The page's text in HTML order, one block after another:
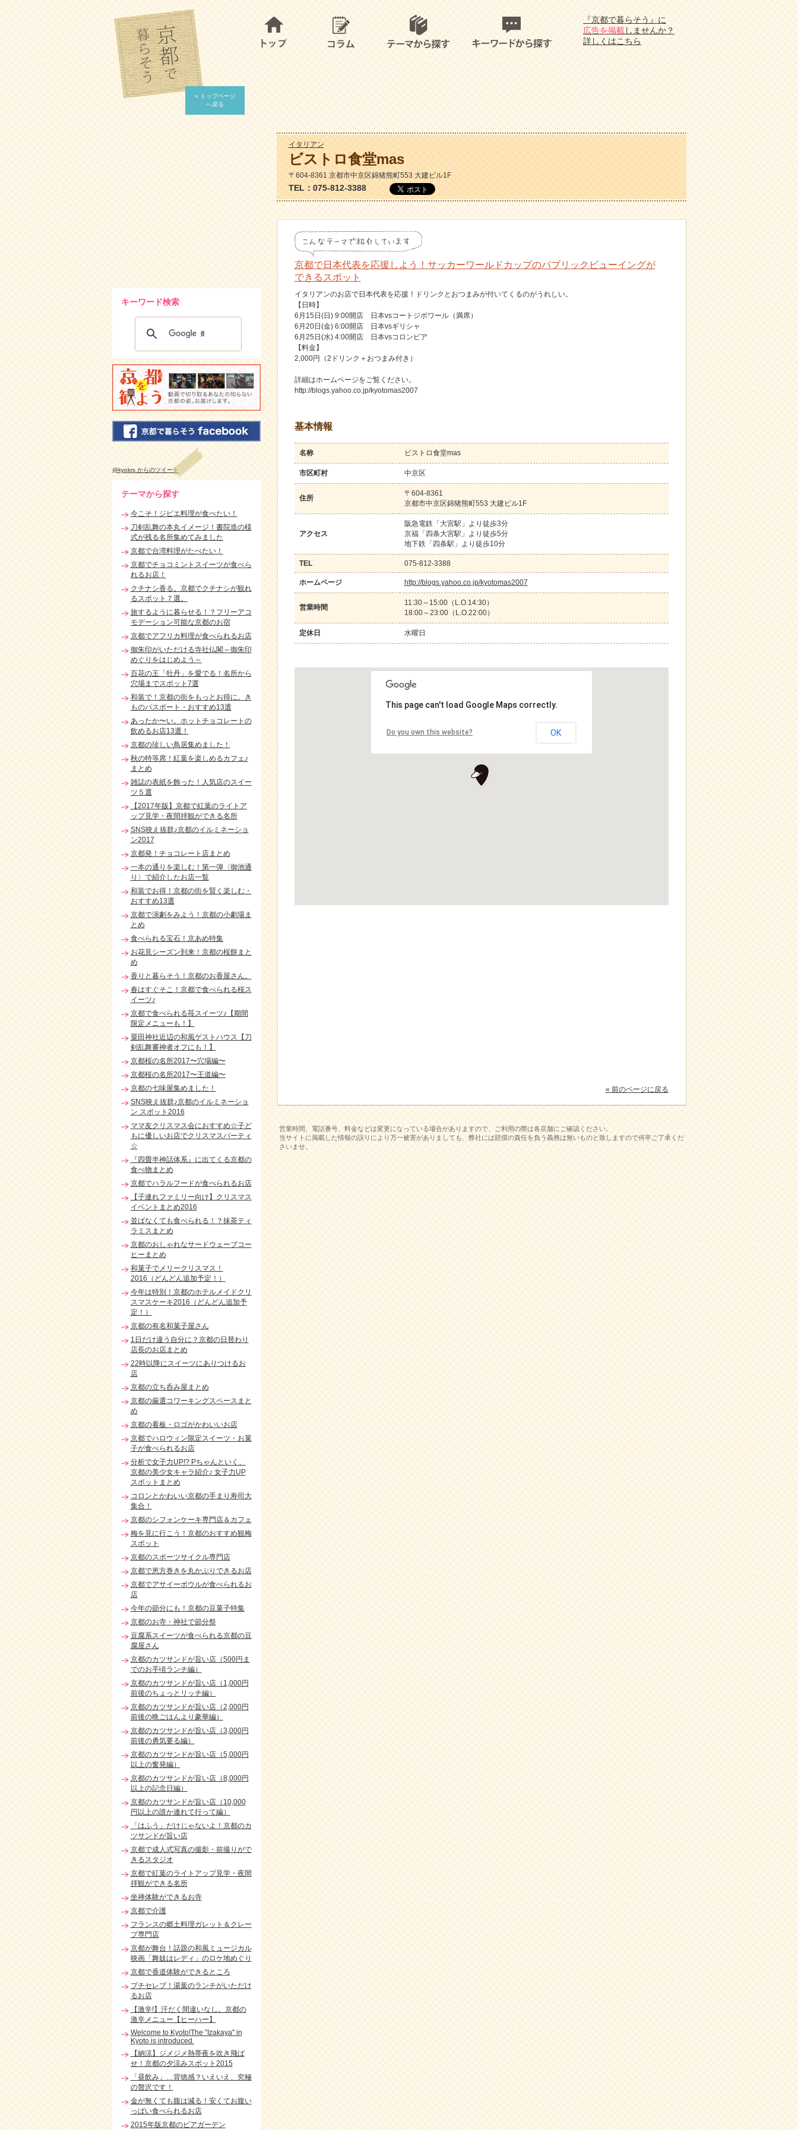
» トップページ
へ戻る
『京都で暮らそう』に
広告を掲載しませんか？
詳しくはこちら
イタリアン
ビストロ食堂mas
〒604-8361 京都市中京区錦猪熊町553 大建ビル1F
TEL：075-812-3388
京都で日本代表を応援しよう！サッカーワールドカップのパブリックビューイングが
できるスポット
イタリアンのお店で日本代表を応援！ドリンクとおつまみが付いてくるのがうれしい。
【日時】
6月15日(日) 9:00開店 日本vsコートジボワール（満席）
6月20日(金) 6:00開店 日本vsギリシャ
6月25日(水) 4:00開店 日本vsコロンビア
【料金】
2,000円（2ドリンク＋おつまみ付き）
詳細はホームページをご覧ください。
http://blogs.yahoo.co.jp/kyotomas2007
基本情報
名称 ビストロ食堂mas
市区町村 中京区
住所
〒604-8361
京都市中京区錦猪熊町553 大建ビル1F
アクセス
阪急電鉄「大宮駅」より徒歩3分
京福「四条大宮駅」より徒歩5分
地下鉄「四条駅」より徒歩10分
TEL 075-812-3388
ホームページ http://blogs.yahoo.co.jp/kyotomas2007
営業時間
11:30～15:00（L.O.14:30）
18:00～23:00（L.O.22:00）
定休日 水曜日
This page can't load Google Maps correctly.
Do you own this website? OK
« 前のページに戻る
営業時間、電話番号、料金などは変更になっている場合がありますので、ご利用の際は各店舗にご確認ください。
当サイトに掲載した情報の誤りにより万一被害がありましても、弊社には賠償の責任を負う義務は無いものと致しますので何卒ご了承くだ
さいませ。
キーワード検索
@kyokrs からのツイート
テーマから探す
今こそ！ジビエ料理が食べたい！
刀剣乱舞の本丸イメージ！書院造の様
式が残る名所集めてみました
京都で台湾料理がたべたい！
京都でチョコミントスイーツが食べら
れるお店！
クチナシ香る。京都でクチナシが観れ
るスポット７選。
旅するように暮らせる！？フリーアコ
モデーション可能な京都のお宿
京都でアフリカ料理が食べられるお店
御朱印がいただける寺社仏閣～御朱印
めぐりをはじめよう～
百花の王「牡丹」を愛でる！名所から
穴場までスポット7選
和装で！京都の街をもっとお得に。き
ものパスポート・おすすめ13選
あったか〜い。ホットチョコレートの
飲めるお店13選！
京都の珍しい鳥居集めました！
秋の特等席！紅葉を楽しめるカフェ♪
まとめ
雑誌の表紙を飾った！人気店のスイー
ツ５選
【2017年版】京都で紅葉のライトア
ップ見学・夜間拝観ができる名所
SNS映え抜群♪京都のイルミネーショ
ン2017
京都発！チョコレート店まとめ
一本の通りを楽しむ！第一弾〈御池通
り〉で紹介したお店一覧
和装でお得！京都の街を賢く楽しむ・
おすすめ13選
京都で演劇をみよう！京都の小劇場ま
とめ
食べられる宝石！京あめ特集
お花見シーズン到来！京都の桜餅まと
め
香りと暮らそう！京都のお香屋さん。
春はすぐそこ！京都で食べられる桜ス
イーツ♪
京都で食べられる苺スイーツ♪【期間
限定メニューも！】
粟田神社近辺の和風ゲストハウス【刀
剣乱舞審神者オフにも！】
京都桜の名所2017〜穴場編〜
京都桜の名所2017〜王道編〜
京都の七味屋集めました！
SNS映え抜群♪京都のイルミネーショ
ン スポット2016
ママ友クリスマス会におすすめ☆子ど
もに優しいお店でクリスマスパーティ
☆
『四畳半神話体系』に出てくる京都の
食べ物まとめ
京都でハラルフードが食べられるお店
【子連れファミリー向け】クリスマス
イベントまとめ2016
並ばなくても食べられる！？抹茶ティ
ラミスまとめ
京都のおしゃれなサードウェーブコー
ヒーまとめ
和菓子でメリークリスマス！
2016（どんどん追加予定！）
今年は特別！京都のホテルメイドクリ
スマスケーキ2016（どんどん追加予
定！）
京都の有名和菓子屋さん
1日だけ違う自分に？京都の日替わり
店長のお店まとめ
22時以降にスイーツにありつけるお
店
京都の立ち呑み屋まとめ
京都の厳選コワーキングスペースまと
め
京都の看板・ロゴがかわいいお店
京都でハロウィン限定スイーツ・お菓
子が食べられるお店
分析で女子力UP!? Pちゃんといく、
京都の美少女キャラ紹介♪ 女子力UP
スポットまとめ
コロンとかわいい京都の手まり寿司大
集合！
京都のシフォンケーキ専門店＆カフェ
梅を見に行こう！京都のおすすめ観梅
スポット
京都のスポーツサイクル専門店
京都で恵方巻きを丸かぶりできるお店
京都でアサイーボウルが食べられるお
店
今年の節分にも！京都の豆菓子特集
京都のお寺・神社で節分祭
豆腐系スイーツが食べられる京都の豆
腐屋さん
京都のカツサンドが旨い店（500円ま
でのお手頃ランチ編）
京都のカツサンドが旨い店（1,000円
前後のちょっとリッチ編）
京都のカツサンドが旨い店（2,000円
前後の晩ごはんより豪華編）
京都のカツサンドが旨い店（3,000円
前後の勇気要る編）
京都のカツサンドが旨い店（5,000円
以上の奮発編）
京都のカツサンドが旨い店（8,000円
以上の記念日編）
京都のカツサンドが旨い店（10,000
円以上の誰か連れて行って編）
「はふう」だけじゃないよ！京都のカ
ツサンドが旨い店
京都で成人式写真の撮影・前撮りがで
きるスタジオ
京都で紅葉のライトアップ見学・夜間
拝観ができる名所
坐禅体験ができるお寺
京都で介護
フランスの郷土料理ガレット＆クレー
プ専門店
京都が舞台！話題の和風ミュージカル
映画「舞妓はレディ」のロケ地めぐり
京都で香道体験ができるところ
プチセレブ！湯葉のランチがいただけ
るお店
【激辛!】汗だく間違いなし。京都の
激辛メニュー【ヒーハー】
Welcome to Kyoto!The ”Izakaya" in
Kyoto is introduced.
【納涼】ジメジメ熱帯夜を吹き飛ば
せ！京都の夕涼みスポット2015
「昼飲み」…背徳感？いえいえ、究極
の贅沢です！
金が無くても腹は減る！安くてお腹い
っぱい食べられるお店
2015年版京都のビアガーデン